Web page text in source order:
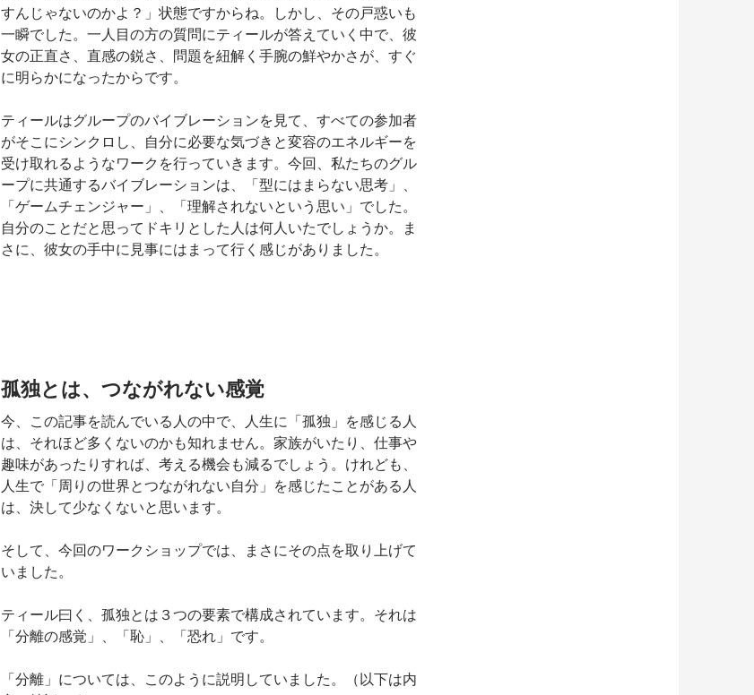
すんじゃないのかよ？」状態ですからね。しかし、その戸惑いも
一瞬でした。一人目の方の質問にティールが答えていく中で、彼
女の正直さ、直感の鋭さ、問題を紐解く手腕の鮮やかさが、すぐ
に明らかになったからです。
ティールはグループのバイブレーションを見て、すべての参加者
がそこにシンクロし、自分に必要な気づきと変容のエネルギーを
受け取れるようなワークを行っていきます。今回、私たちのグル
ープに共通するバイブレーションは、「型にはまらない思考」、
「ゲームチェンジャー」、「理解されないという思い」でした。
自分のことだと思ってドキリとした人は何人いたでしょうか。ま
さに、彼女の手中に見事にはまって行く感じがありました。
孤独とは、つながれない感覚
今、この記事を読んでいる人の中で、人生に「孤独」を感じる人
は、それほど多くないのかも知れません。家族がいたり、仕事や
趣味があったりすれば、考える機会も減るでしょう。けれども、
人生で「周りの世界とつながれない自分」を感じたことがある人
は、決して少なくないと思います。
そして、今回のワークショップでは、まさにその点を取り上げて
いました。
ティール曰く、孤独とは３つの要素で構成されています。それは
「分離の感覚」、「恥」、「恐れ」です。
「分離」については、このように説明していました。（以下は内